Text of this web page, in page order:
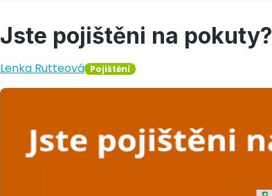
Jste pojištěni na pokuty?
Lenka Rutteová Pojištění